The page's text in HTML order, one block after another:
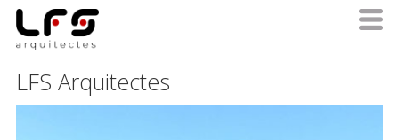
LFS Arquitectes